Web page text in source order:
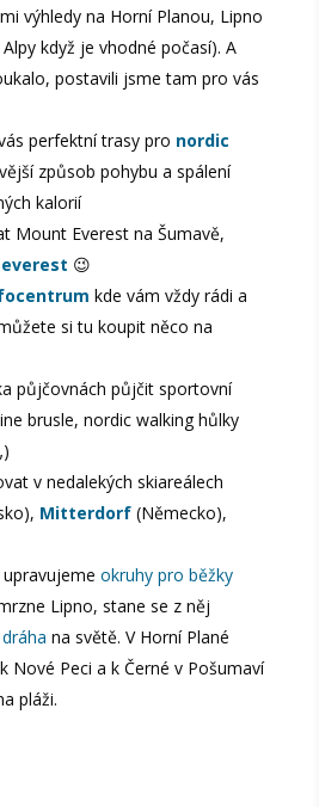
výhledy na Horní Planou, Lipno
když je vhodné počasí). A
postavili jsme tam pro vás
perfektní trasy pro nordic
způsob pohybu a spálení
kalorií
Mount Everest na Šumavě,
😉
kde vám vždy rádi a
si tu koupit něco na
půjčovnách půjčit sportovní
brusle, nordic walking hůlky
v nedalekých skiareálech
Mitterdorf(Německo),
okruhy pro běžky
Lipno, stane se z něj
na světě. V Horní Plané
Nové Peci a k Černé v Pošumaví
pláži.